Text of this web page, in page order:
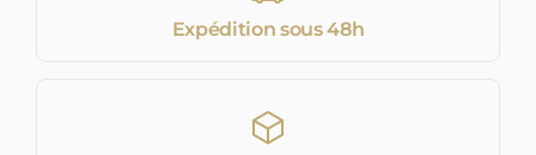
Expédition sous 48h